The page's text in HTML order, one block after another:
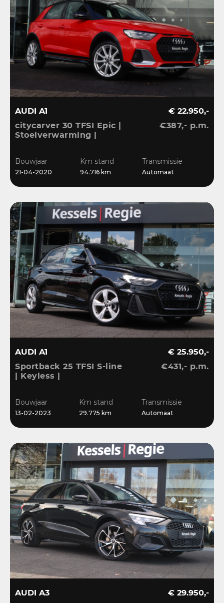
AUDI A1
citycarver 30 TFSI Epic |
Stoelverwarming |
Navi
€ 22.950,-
€387,- p.m.
Bouwjaar
21-04-2020
Km stand
94.716 km
Transmissie
Automaat
AUDI A1
Sportback 25 TFSI S-line
| Keyless |
| Navi
€ 25.950,-
€431,- p.m.
Bouwjaar
13-02-2023
Km stand
29.775 km
Transmissie
Automaat
AUDI A3
€ 29.950,-